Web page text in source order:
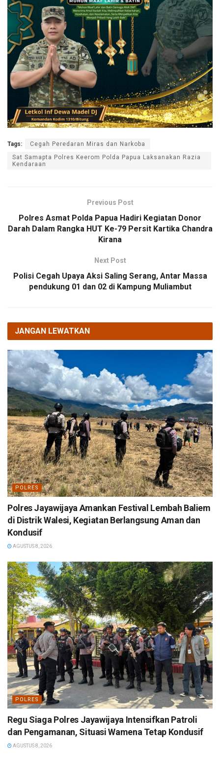
Tags:
Cegah Peredaran Miras dan Narkoba
Sat Samapta Polres Keerom Polda Papua Laksanakan Razia
Kendaraan
Previous Post
Polres Asmat Polda Papua Hadiri Kegiatan Donor
Darah Dalam Rangka HUT Ke-79 Persit Kartika Chandra
Kirana
Next Post
Polisi Cegah Upaya Aksi Saling Serang, Antar Massa
pendukung 01 dan 02 di Kampung Muliambut
JANGAN LEWATKAN
POLRES
Polres Jayawijaya Amankan Festival Lembah Baliem
di Distrik Walesi, Kegiatan Berlangsung Aman dan
Kondusif
AGUSTUS 8, 2026
POLRES
Regu Siaga Polres Jayawijaya Intensifkan Patroli
dan Pengamanan, Situasi Wamena Tetap Kondusif
AGUSTUS 8, 2026